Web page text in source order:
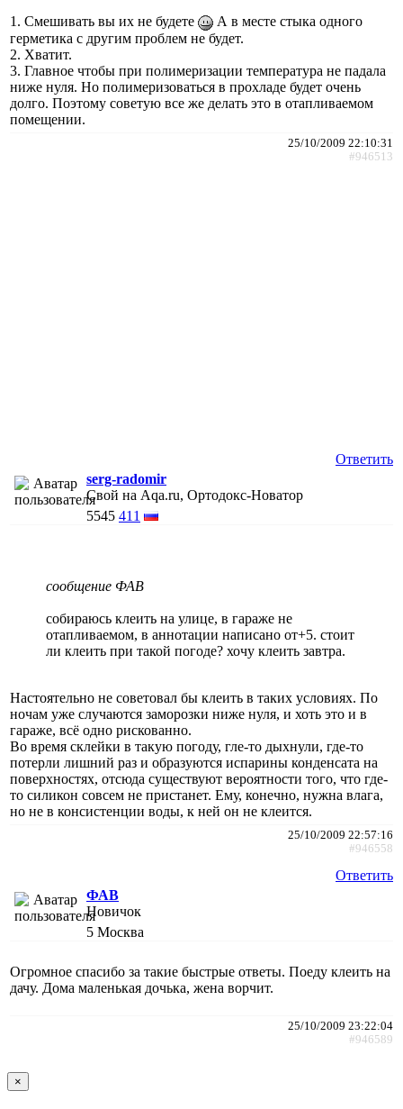
1. Смешивать вы их не будете
А в месте стыка одного
герметика с другим проблем не будет.
2. Хватит.
3. Главное чтобы при полимеризации температура не падала
ниже нуля. Но полимеризоваться в прохладе будет очень
долго. Поэтому советую все же делать это в отапливаемом
помещении.
25/10/2009 22:10:31
#946513
Ответить
serg-radomir
Свой на Aqa.ru, Ортодокс-Новатор
5545 411
сообщение ФАВ
собираюсь клеить на улице, в гараже не
отапливаемом, в аннотации написано от+5. стоит
ли клеить при такой погоде? хочу клеить завтра.
Настоятельно не советовал бы клеить в таких условиях. По
ночам уже случаются заморозки ниже нуля, и хоть это и в
гараже, всё одно рискованно.
Во время склейки в такую погоду, гле-то дыхнули, где-то
потерли лишний раз и образуются испарины конденсата на
поверхностях, отсюда существуют вероятности того, что где-
то силикон совсем не пристанет. Ему, конечно, нужна влага,
но не в консистенции воды, к ней он не клеится.
25/10/2009 22:57:16
#946558
Ответить
ФАВ
Новичок
5 Москва
Огромное спасибо за такие быстрые ответы. Поеду клеить на
дачу. Дома маленькая дочька, жена ворчит.
25/10/2009 23:22:04
#946589
×